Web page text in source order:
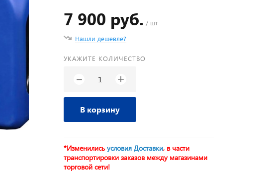
7 900 руб. / шт
Нашли дешевле?
УКАЖИТЕ КОЛИЧЕСТВО
− +
В корзину
*Изменилисьусловия Доставки, в части
транспортировки заказов между магазинами
торговой сети!